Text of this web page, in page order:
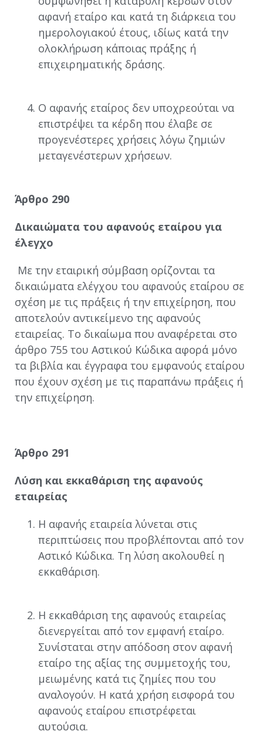
αφανή εταίρο και κατά τη διάρκεια του
ημερολογιακού έτους, ιδίως κατά την
ολοκλήρωση κάποιας πράξης ή
επιχειρηματικής δράσης.
Ο αφανής εταίρος δεν υποχρεούται να
επιστρέψει τα κέρδη που έλαβε σε
προγενέστερες χρήσεις λόγω ζημιών
μεταγενέστερων χρήσεων.
Άρθρο 290
Δικαιώματα του αφανούς εταίρου για
έλεγχο
Με την εταιρική σύμβαση ορίζονται τα
δικαιώματα ελέγχου του αφανούς εταίρου σε
σχέση με τις πράξεις ή την επιχείρηση, που
αποτελούν αντικείμενο της αφανούς
εταιρείας. Το δικαίωμα που αναφέρεται στο
άρθρο 755 του Αστικού Κώδικα αφορά μόνο
τα βιβλία και έγγραφα του εμφανούς εταίρου
που έχουν σχέση με τις παραπάνω πράξεις ή
την επιχείρηση.
Άρθρο 291
Λύση και εκκαθάριση της αφανούς
εταιρείας
Η αφανής εταιρεία λύνεται στις
περιπτώσεις που προβλέπονται από τον
Αστικό Κώδικα. Τη λύση ακολουθεί η
εκκαθάριση.
Η εκκαθάριση της αφανούς εταιρείας
διενεργείται από τον εμφανή εταίρο.
Συνίσταται στην απόδοση στον αφανή
εταίρο της αξίας της συμμετοχής του,
μειωμένης κατά τις ζημίες που του
αναλογούν. Η κατά χρήση εισφορά του
αφανούς εταίρου επιστρέφεται
αυτούσια.